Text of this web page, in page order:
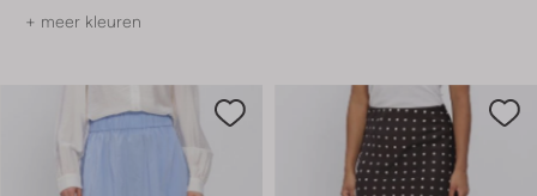
+ meer kleuren